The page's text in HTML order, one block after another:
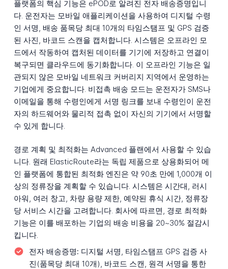
플랫폼의 핵심 기능은 ePOD로 알려진 전자 배송증명입니
다. 운전자는 모바일 애플리케이션을 사용하여 디지털 수령
인 서명, 배송 품목당 최대 10개의 타임스탬프 및 GPS 검증
된 사진, 바코드 스캔을 캡처합니다. 시스템은 오프라인 모
드에서 작동하여 캡처된 데이터를 기기에 저장하고 연결이
복구되면 클라우드에 동기화합니다. 이 오프라인 기능은 일
관되지 않은 모바일 네트워크 커버리지 지역에서 운영하는
기업에게 중요합니다. 비접촉 배송 모드는 운전자가 SMS나
이메일을 통해 수령인에게 서명 링크를 보내 수령인이 운전
자의 하드웨어와 물리적 접촉 없이 자신의 기기에서 서명할
수 있게 합니다.
경로 계획 및 최적화는 Advanced 플랜에서 사용할 수 있습
니다. 원래 ElasticRoute라는 독립 제품으로 상용화되어 메
인 플랫폼에 통합된 최적화 엔진은 약 90초 만에 1,000개 이
상의 정류장을 계획할 수 있습니다. 시스템은 시간대, 러시
아워, 여러 창고, 차량 용량 제한, 예약된 휴식 시간, 정류장
당 서비스 시간을 고려합니다. 회사에 따르면, 경로 최적화
기능은 이를 배포하는 기업의 배송 비용을 20~30% 절감시
킵니다.
전자 배송증명: 디지털 서명, 타임스탬프 GPS 검증 사
진(품목당 최대 10개), 바코드 스캔, 원격 서명을 통한